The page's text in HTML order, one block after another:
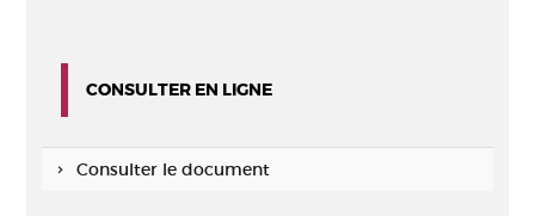
CONSULTER EN LIGNE
Consulter le document